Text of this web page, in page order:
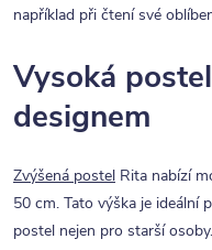
například při čtení své
Vysoká
designem
Zvýšená postel Rita nabízí
50 cm. Tato výška je ideální
postel nejen pro starší osoby.